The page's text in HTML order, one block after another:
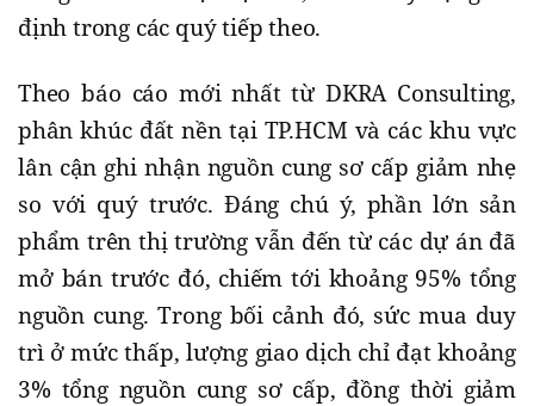
định trong các quý tiếp theo.
Theo báo cáo mới nhất từ DKRA Consulting,
phân khúc đất nền tại TP.HCM và các khu vực
lân cận ghi nhận nguồn cung sơ cấp giảm nhẹ
so với quý trước. Đáng chú ý, phần lớn sản
phẩm trên thị trường vẫn đến từ các dự án đã
mở bán trước đó, chiếm tới khoảng 95% tổng
nguồn cung. Trong bối cảnh đó, sức mua duy
trì ở mức thấp, lượng giao dịch chỉ đạt khoảng
3% tổng nguồn cung sơ cấp, đồng thời giảm